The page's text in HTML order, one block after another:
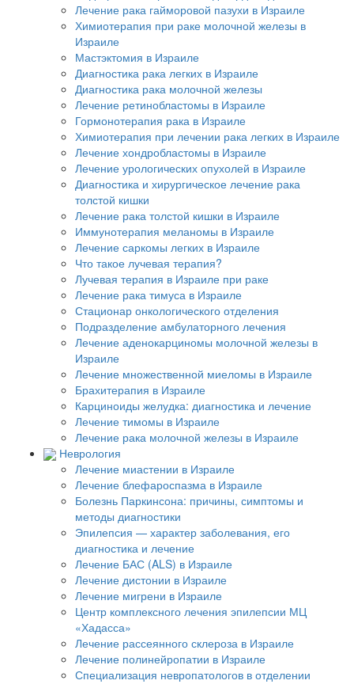
Лечение рака гайморовой пазухи в Израиле
Химиотерапия при раке молочной железы в
Израиле
Мастэктомия в Израиле
Диагностика рака легких в Израиле
Диагностика рака молочной железы
Лечение ретинобластомы в Израиле
Гормонотерапия рака в Израиле
Химиотерапия при лечении рака легких в Израиле
Лечение хондробластомы в Израиле
Лечение урологических опухолей в Израиле
Диагностика и хирургическое лечение рака
толстой кишки
Лечение рака толстой кишки в Израиле
Иммунотерапия меланомы в Израиле
Лечение саркомы легких в Израиле
Что такое лучевая терапия?
Лучевая терапия в Израиле при раке
Лечение рака тимуса в Израиле
Стационар онкологического отделения
Подразделение амбулаторного лечения
Лечение аденокарциномы молочной железы в
Израиле
Лечение множественной миеломы в Израиле
Брахитерапия в Израиле
Карциноиды желудка: диагностика и лечение
Лечение тимомы в Израиле
Лечение рака молочной железы в Израиле
Неврология
Лечение миастении в Израиле
Лечение блефароспазма в Израиле
Болезнь Паркинсона: причины, симптомы и
методы диагностики
Эпилепсия — характер заболевания, его
диагностика и лечение
Лечение БАС (ALS) в Израиле
Лечение дистонии в Израиле
Лечение мигрени в Израиле
Центр комплексного лечения эпилепсии МЦ
«Хадасса»
Лечение рассеянного склероза в Израиле
Лечение полинейропатии в Израиле
Специализация невропатологов в отделении